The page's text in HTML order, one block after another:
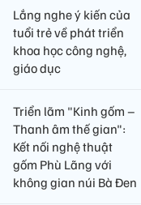
Lắng nghe ý kiến của
tuổi trẻ về phát triển
khoa học công nghệ,
giáo dục
Triển lãm "Kinh gốm –
Thanh âm thế gian":
Kết nối nghệ thuật
gốm Phù Lãng với
không gian núi Bà Đen